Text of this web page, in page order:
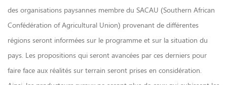
des organisations paysannes membre du SACAU (Southern African
Confédération of Agricultural Union) provenant de différentes
régions seront informées sur le programme et sur la situation du
pays. Les propositions qui seront avancées par ces derniers pour
faire face aux réalités sur terrain seront prises en considération.